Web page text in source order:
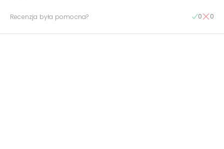
Recenzja była pomocna? 0 0